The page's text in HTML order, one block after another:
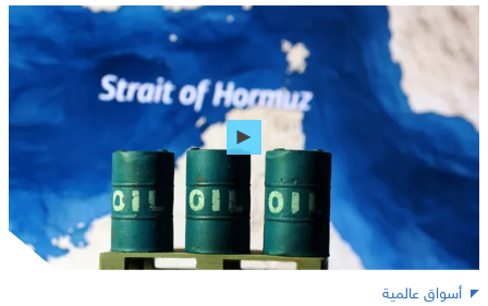
أسواق عالمية